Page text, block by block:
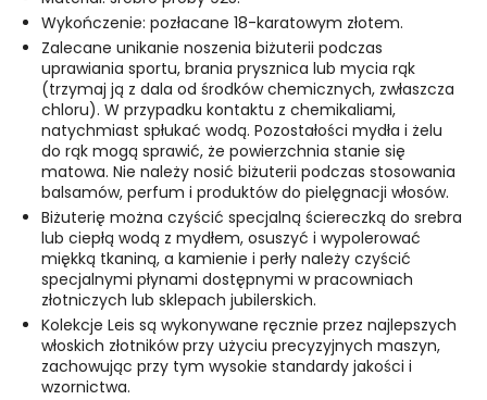
Wykończenie: pozłacane 18-karatowym złotem.
Zalecane unikanie noszenia biżuterii podczas
uprawiania sportu, brania prysznica lub mycia rąk
(trzymaj ją z dala od środków chemicznych, zwłaszcza
chloru). W przypadku kontaktu z chemikaliami,
natychmiast spłukać wodą. Pozostałości mydła i żelu
do rąk mogą sprawić, że powierzchnia stanie się
matowa. Nie należy nosić biżuterii podczas stosowania
balsamów, perfum i produktów do pielęgnacji włosów.
Biżuterię można czyścić specjalną ściereczką do srebra
lub ciepłą wodą z mydłem, osuszyć i wypolerować
miękką tkaniną, a kamienie i perły należy czyścić
specjalnymi płynami dostępnymi w pracowniach
złotniczych lub sklepach jubilerskich.
Kolekcje Leis są wykonywane ręcznie przez najlepszych
włoskich złotników przy użyciu precyzyjnych maszyn,
zachowując przy tym wysokie standardy jakości i
wzornictwa.